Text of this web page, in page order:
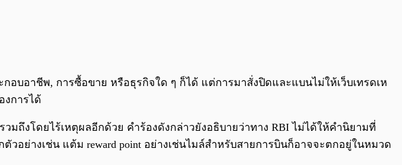
บอาชีพ, การซื้อขาย หรือธุรกิจใด ๆ ก็ได้ แต่การมาสั่งปิดและแบนไม่ให้เว็บเทรดเห
การได้
ถึงโดยไร้เหตุผลอีกด้วย คำร้องดังกล่าวยังอธิบายว่าทาง RBI ไม่ได้ให้คำนิยามที่
อย่างเช่น แต้ม reward point อย่างเช่นไมล์สำหรับสายการบินก็อาจจะตกอยู่ในหมวด